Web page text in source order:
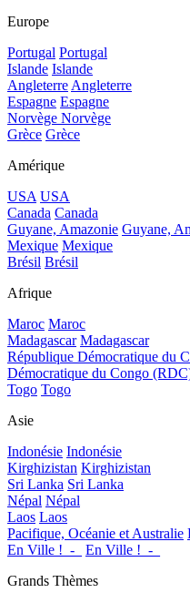
Europe
Portugal Portugal
Islande Islande
AngleterreAngleterre
Espagne Espagne
Norvège Norvège
Grèce Grèce
Amérique
USA USA
Canada Canada
Guyane, Amazonie Guyane,
Mexique Mexique
Brésil Brésil
Afrique
Maroc Maroc
Madagascar Madagascar
République Démocratique du
Démocratique du Congo
Togo Togo
Asie
Indonésie Indonésie
Kirghizistan Kirghizistan
Sri Lanka Sri Lanka
Népal Népal
Laos Laos
Pacifique, Océanie et Australie
En Ville !_-_
En Ville !_-_
Grands Thèmes